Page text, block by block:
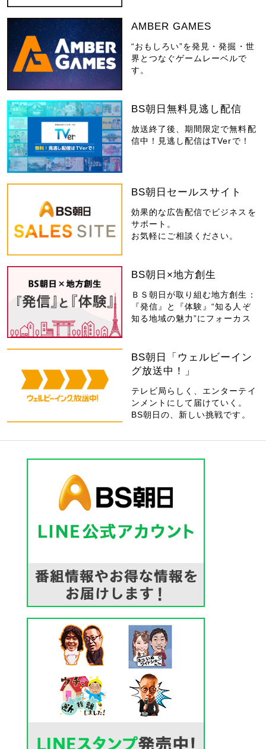
AMBER GAMES
“おもしろい”を発見・発掘・世
界とつなぐゲームレーベルで
す。
BS朝日無料見逃し配信
放送終了後、期間限定で無料配
信中！見逃し配信はTVerで！
BS朝日セールスサイト
効果的な広告配信でビジネスを
サポート。
お気軽にご相談ください。
BS朝日×地方創生
ＢＳ朝日が取り組む地方創生：
『発信』と『体験』“知る人ぞ
知る地域の魅力”にフォーカス
BS朝日「ウェルビーイン
グ放送中！」
テレビ局らしく、エンターテイ
ンメントにして届けていく。
BS朝日の、新しい挑戦です。